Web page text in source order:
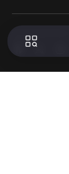
© 2024 WorldTurk.
Volion's